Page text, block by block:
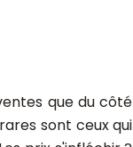
que du côté
sont ceux qui